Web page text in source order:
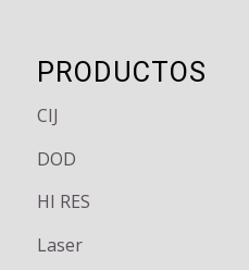
PRODUCTOS
CIJ
DOD
HI RES
Laser